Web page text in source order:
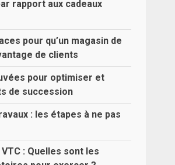
rapport aux cadeaux
pour qu’un magasin de
de clients
pour optimiser et
de succession
: les étapes à ne pas
: Quelles sont les